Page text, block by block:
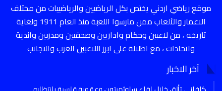
موقع رياضي اردني يختص بكل الرياضيين والرياضييات من مختلف
الاعمار والألعاب ممن مارسوا اللعبة منذ العام 1911 ولغاية
تاريخه ، من لاعبين وحكام واداريين وصحفيين ومدربين واندية
واتحادات ، مع اطلالة على ابرز اللاعبين العرب والاجانب
آخر الاخبار